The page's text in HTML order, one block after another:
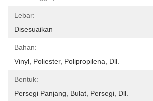
Lebar:
Disesuaikan
Bahan:
Vinyl, Poliester, Polipropilena, Dll.
Bentuk:
Persegi Panjang, Bulat, Persegi, Dll.